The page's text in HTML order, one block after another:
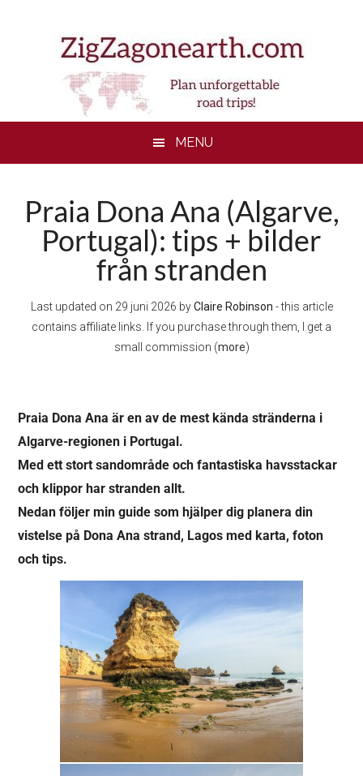
MENU
Praia Dona Ana (Algarve,
Portugal): tips + bilder
från stranden
Last updated on 29 juni 2026 byClaire Robinson - this article
contains affiliate links. If you purchase through them, I get a
small commission (more)
Praia Dona Ana är en av de mest kända stränderna i
Algarve-regionen i Portugal.
Med ett stort sandområde och fantastiska havsstackar
och klippor har stranden allt.
Nedan följer min guide som hjälper dig planera din
vistelse på Dona Ana strand, Lagos med karta, foton
och tips.